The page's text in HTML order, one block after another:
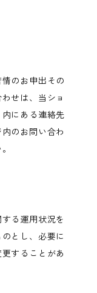
のお申出その
せは、当ショ
にある連絡先
のお問い合わ
る運用状況を
とし、必要に
することがあ